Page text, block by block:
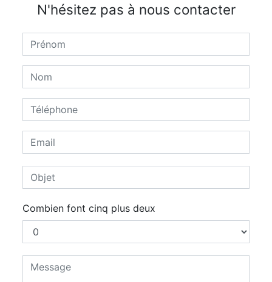
N'hésitez pas à nous contacter
Combien font cinq plus deux